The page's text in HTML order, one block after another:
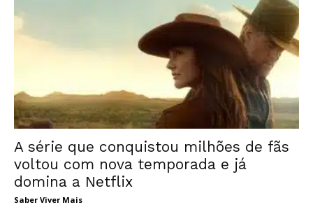
A série que conquistou milhões de fãs
voltou com nova temporada e já
domina a Netflix
Saber Viver Mais